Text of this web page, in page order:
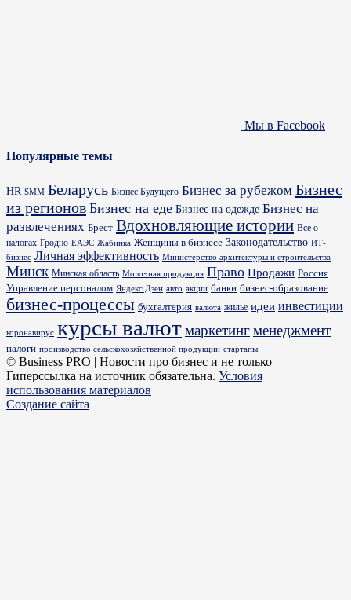
Мы в Facebook
Популярные темы
HR SMM Беларусь Бизнес Будущего Бизнес за рубежом Бизнес
из регионов Бизнес на еде Бизнес на одежде Бизнес на
развлечениях Брест Вдохновляющие истории Все о
налогах Гродно ЕАЭС Жабинка Женщины в бизнесе Законодательство ИТ-
бизнес Личная эффективность Министерство архитектуры и строительства
Минск Минская область Молочная продукция Право Продажи Россия
Управление персоналом Яндекс.Дзен авто акции банки бизнес-образование
бизнес-процессы бухгалтерия валюта жилье идеи инвестиции
коронавирус курсы валютмаркетингменеджмент
налоги производство сельскохозяйственной продукции стартапы
© Business PRO | Новости про бизнес и не только
Гиперссылка на источник обязательна. Условия
использования материалов
Создание сайта